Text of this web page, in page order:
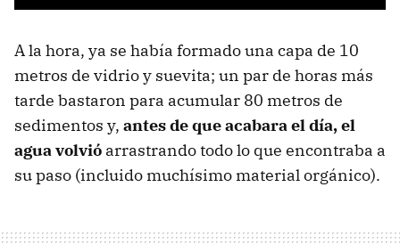
A la hora, ya se había formado una capa de 10
metros de vidrio y suevita; un par de horas más
tarde bastaron para acumular 80 metros de
sedimentos y, antes de que acabara el día, el
agua volvió arrastrando todo lo que encontraba a
su paso (incluido muchísimo material orgánico).